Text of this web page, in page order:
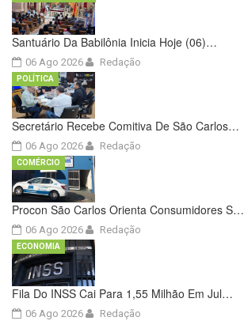
Santuário Da Babilônia Inicia Hoje (06)…
06 Ago 2026 Redação
Secretário Recebe Comitiva De São Carlos…
06 Ago 2026
POLÍTICA
Redação
Procon São Carlos Orienta Consumidores S…
06 Ago 2026
COMÉRCIO
Redação
Fila Do INSS Cai Para 1,55 Milhão Em Jul…
06 Ago 2026
ECONOMIA
Redação